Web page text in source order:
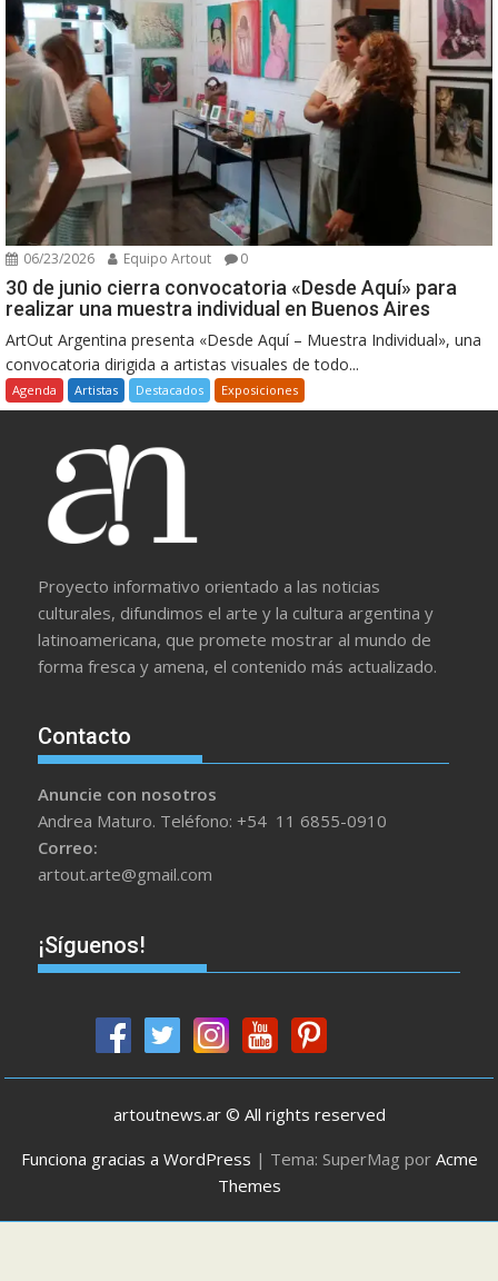
06/23/2026 Equipo Artout 0
30 de junio cierra convocatoria «Desde Aquí» para
realizar una muestra individual en Buenos Aires
ArtOut Argentina presenta «Desde Aquí – Muestra Individual», una
convocatoria dirigida a artistas visuales de todo...
Agenda Artistas Destacados Exposiciones
Proyecto informativo orientado a las noticias
culturales, difundimos el arte y la cultura argentina y
latinoamericana, que promete mostrar al mundo de
forma fresca y amena, el contenido más actualizado.
Contacto
Anuncie con nosotros
Andrea Maturo. Teléfono: +54 11 6855-0910
Correo:
artout.arte@gmail.com
¡Síguenos!
artoutnews.ar © All rights reserved
Funciona gracias a WordPress | Tema: SuperMag por Acme
Themes